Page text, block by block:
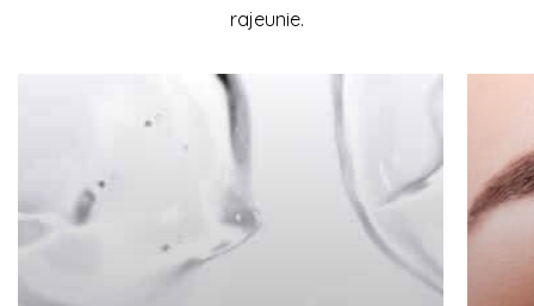
rajeunie.